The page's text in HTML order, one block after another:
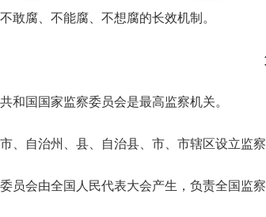
敢腐、不能腐、不想腐的长效机制。
国国家监察委员会是最高监察机关。
自治州、县、自治县、市、市辖区设立监察
由全国人民代表大会产生，负责全国监察